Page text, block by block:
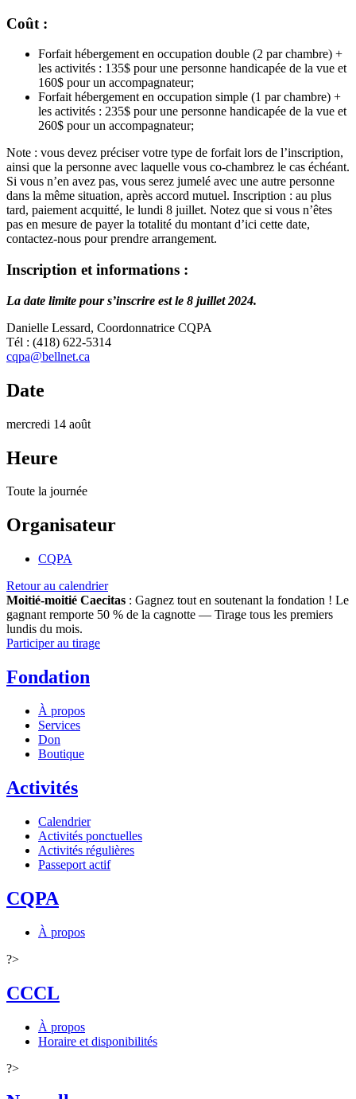
Coût :
Forfait hébergement en occupation double (2 par chambre) +
les activités : 135$ pour une personne handicapée de la vue et
160$ pour un accompagnateur;
Forfait hébergement en occupation simple (1 par chambre) +
les activités : 235$ pour une personne handicapée de la vue et
260$ pour un accompagnateur;
Note : vous devez préciser votre type de forfait lors de l’inscription,
ainsi que la personne avec laquelle vous co-chambrez le cas échéant.
Si vous n’en avez pas, vous serez jumelé avec une autre personne
dans la même situation, après accord mutuel. Inscription : au plus
tard, paiement acquitté, le lundi 8 juillet. Notez que si vous n’êtes
pas en mesure de payer la totalité du montant d’ici cette date,
contactez-nous pour prendre arrangement.
Inscription et informations :
La date limite pour s’inscrire est le 8 juillet 2024.
Danielle Lessard, Coordonnatrice CQPA
Tél : (418) 622-5314
cqpa@bellnet.ca
Date
mercredi 14 août
Heure
Toute la journée
Organisateur
CQPA
Retour au calendrier
Moitié-moitié Caecitas : Gagnez tout en soutenant la fondation ! Le
gagnant remporte 50 % de la cagnotte — Tirage tous les premiers
lundis du mois.
Participer au tirage
Fondation
À propos
Services
Don
Boutique
Activités
Calendrier
Activités ponctuelles
Activités régulières
Passeport actif
CQPA
À propos
?>
CCCL
À propos
Horaire et disponibilités
?>